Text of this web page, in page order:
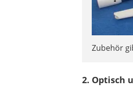
Zubehör
2. Optisch